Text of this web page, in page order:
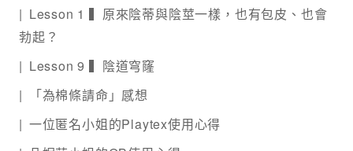
Lesson 1 ▍原來陰蒂與陰莖一樣，也有包皮、也會
勃起？
Lesson 9 ▍陰道穹窿
「為棉條請命」感想
一位匿名小姐的Playtex使用心得